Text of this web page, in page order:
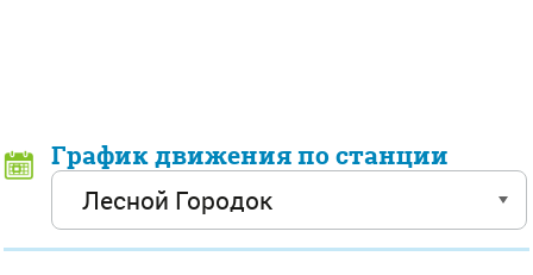
График движения по станции